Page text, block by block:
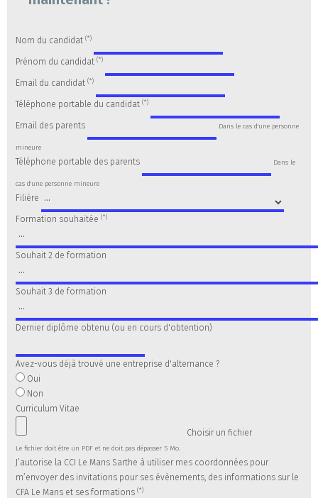
Nom du candidat (*)
Prénom du candidat (*)
Email du candidat (*)
Téléphone portable du candidat (*)
Email des parents Dans le cas d'une personne
mineure
Téléphone portable des parents Dans le
cas d'une personne mineure
Filière
Formation souhaitée (*)
Souhait 2 de formation
Souhait 3 de formation
Dernier diplôme obtenu (ou en cours d'obtention)
Avez-vous déjà trouvé une entreprise d'alternance ?
Oui
Non
Curriculum Vitae
Choisir un fichier
Le fichier doit être un PDF et ne doit pas dépasser 5 Mo.
J’autorise la CCI Le Mans Sarthe à utiliser mes coordonnées pour
m’envoyer des invitations pour ses évènements, des informations sur le
CFA Le Mans et ses formations (*)